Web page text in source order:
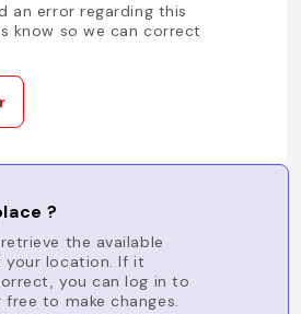
an error regarding this
know so we can correct
?
the available
location. If it
you can log in to
to make changes.